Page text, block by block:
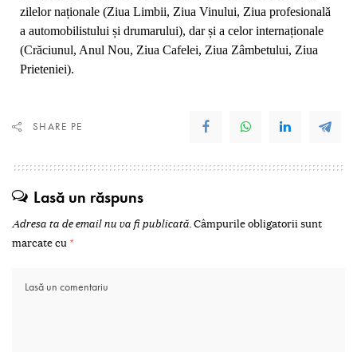
zilelor naționale (Ziua Limbii, Ziua Vinului, Ziua profesională
a automobilistului și drumarului), dar și a celor internaționale
(Crăciunul, Anul Nou, Ziua Cafelei, Ziua Zâmbetului, Ziua
Prieteniei).
SHARE PE
Lasă un răspuns
Adresa ta de email nu va fi publicată.Câmpurile obligatorii sunt
marcate cu *